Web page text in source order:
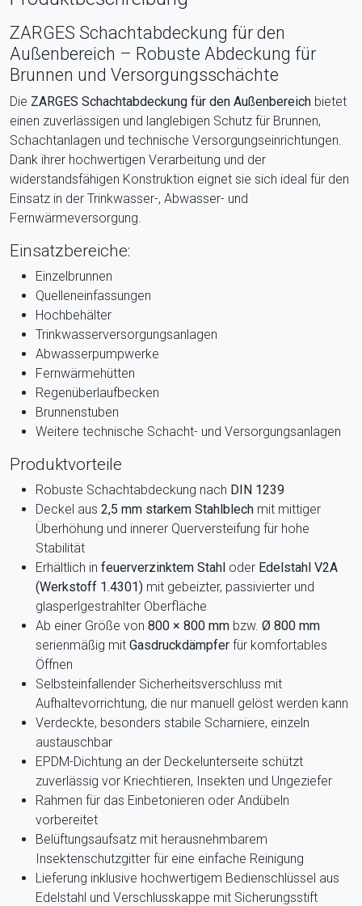
ZARGES Schachtabdeckung für den
Außenbereich – Robuste Abdeckung für
Brunnen und Versorgungsschächte
Die ZARGES Schachtabdeckung für den Außenbereich bietet
einen zuverlässigen und langlebigen Schutz für Brunnen,
Schachtanlagen und technische Versorgungseinrichtungen.
Dank ihrer hochwertigen Verarbeitung und der
widerstandsfähigen Konstruktion eignet sie sich ideal für den
Einsatz in der Trinkwasser-, Abwasser- und
Fernwärmeversorgung.
Einsatzbereiche:
Einzelbrunnen
Quelleneinfassungen
Hochbehälter
Trinkwasserversorgungsanlagen
Abwasserpumpwerke
Fernwärmehütten
Regenüberlaufbecken
Brunnenstuben
Weitere technische Schacht- und Versorgungsanlagen
Produktvorteile
Robuste Schachtabdeckung nach DIN 1239
Deckel aus 2,5 mm starkem Stahlblech mit mittiger
Überhöhung und innerer Querversteifung für hohe
Stabilität
Erhältlich in feuerverzinktem Stahl oder Edelstahl V2A
(Werkstoff 1.4301) mit gebeizter, passivierter und
glasperlgestrahlter Oberfläche
Ab einer Größe von 800 × 800 mm bzw. Ø 800 mm
serienmäßig mit Gasdruckdämpfer für komfortables
Öffnen
Selbsteinfallender Sicherheitsverschluss mit
Aufhaltevorrichtung, die nur manuell gelöst werden kann
Verdeckte, besonders stabile Scharniere, einzeln
austauschbar
EPDM-Dichtung an der Deckelunterseite schützt
zuverlässig vor Kriechtieren, Insekten und Ungeziefer
Rahmen für das Einbetonieren oder Andübeln
vorbereitet
Belüftungsaufsatz mit herausnehmbarem
Insektenschutzgitter für eine einfache Reinigung
Lieferung inklusive hochwertigem Bedienschlüssel aus
Edelstahl und Verschlusskappe mit Sicherungsstift